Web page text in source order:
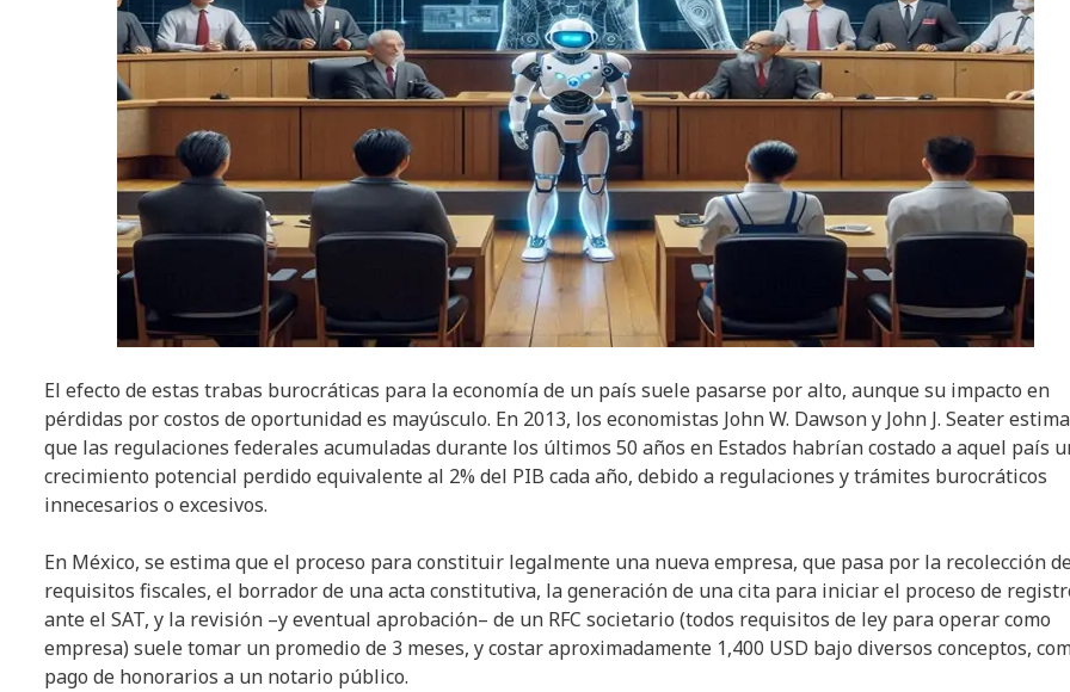
El efecto de estas trabas burocráticas para la economía de un país suele pasarse por alto, aunque su impacto en
pérdidas por costos de oportunidad es mayúsculo. En 2013, los economistas John W. Dawson y John J. Seater
que las regulaciones federales acumuladas durante los últimos 50 años en Estados habrían costado a aquel país
crecimiento potencial perdido equivalente al 2% del PIB cada año, debido a regulaciones y trámites burocráticos
innecesarios o excesivos.
En México, se estima que el proceso para constituir legalmente una nueva empresa, que pasa por la recolección
requisitos fiscales, el borrador de una acta constitutiva, la generación de una cita para iniciar el proceso de
ante el SAT, y la revisión –y eventual aprobación– de un RFC societario (todos requisitos de ley para operar como
empresa) suele tomar un promedio de 3 meses, y costar aproximadamente 1,400 USD bajo diversos conceptos,
pago de honorarios a un notario público.